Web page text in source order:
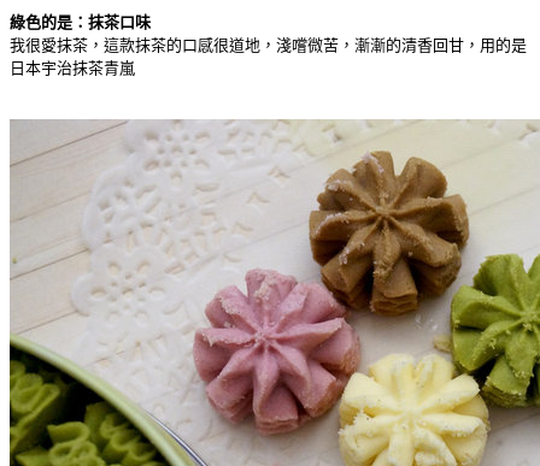
綠色的是：抹茶口味
我很愛抹茶，這款抹茶的口感很道地，淺嚐微苦，漸漸的清香回甘，用的是
日本宇治抹茶青嵐